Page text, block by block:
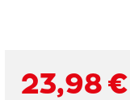
23,98 €